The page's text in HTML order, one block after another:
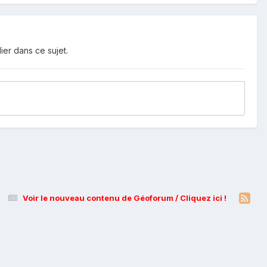
dans ce sujet.
Voir le nouveau contenu de Géoforum / Cliquez ici !